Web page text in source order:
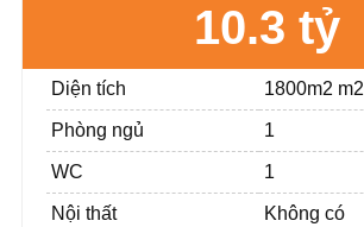
10.3 tỷ
Diện tích 1800m2 m2
Phòng ngủ 1
WC 1
Nội thất Không có